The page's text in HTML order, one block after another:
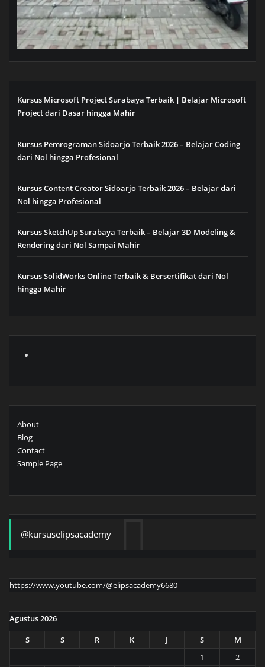
Kursus Microsoft Project Surabaya Terbaik | Belajar Microsoft
Project dari Dasar hingga Mahir
Kursus Pemrograman Sidoarjo Terbaik 2026 – Belajar Coding
dari Nol hingga Profesional
Kursus Content Creator Sidoarjo Terbaik 2026 – Belajar dari
Nol hingga Profesional
Kursus SketchUp Surabaya Terbaik – Belajar 3D Modeling &
Rendering dari Nol Sampai Mahir
Kursus SolidWorks Online Terbaik & Bersertifikat dari Nol
hingga Mahir
About
Blog
Contact
Sample Page
@kursuselipsacademy
https://www.youtube.com/@elipsacademy6680
Agustus 2026
S
S R K J S
M
1
2